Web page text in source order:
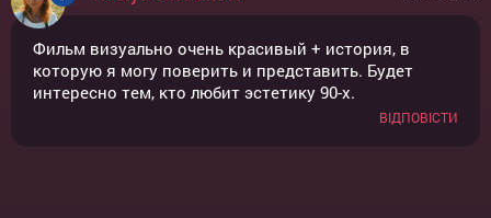
Фильм визуально очень красивый + история, в
которую я могу поверить и представить. Будет
интересно тем, кто любит эстетику 90-х.
ВІДПОВІСТИ